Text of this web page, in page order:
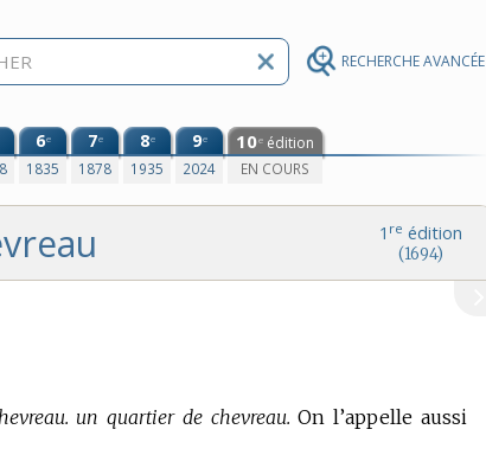
RECHERCHE AVANCÉE
6e
1835
7e
1878
8e
1935
9e
2024
10e édition
EN COURS
1 re édition
(1694)
un quartier de chevreau. On l’appelle aussi